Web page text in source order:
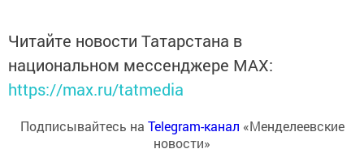
Читайте новости Татарстана в
национальном мессенджере MАХ:
https://max.ru/tatmedia
Подписывайтесь на Telegram-канал «Менделеевские
новости»